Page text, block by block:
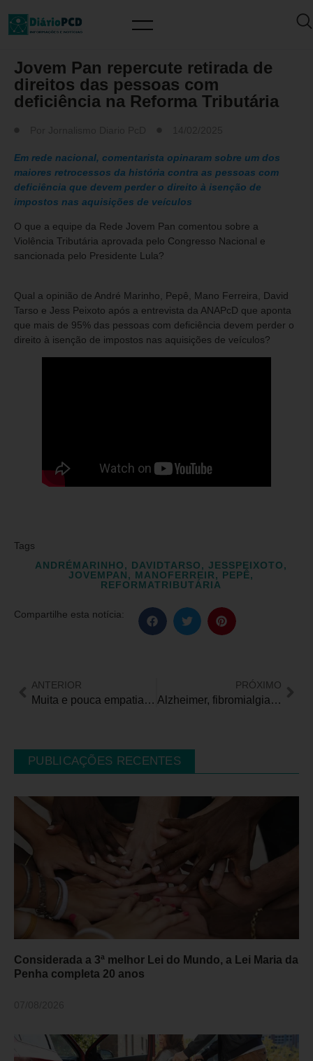
Jovem Pan repercute retirada de
direitos das pessoas com
deficiência na Reforma Tributária
Em rede nacional, comentarista opinaram sobre um dos
maiores retrocessos da história contra as pessoas com
deficiência que devem perder o direito à isenção de
impostos nas aquisições de veículos
O que a equipe da Rede Jovem Pan comentou sobre a
Violência Tributária aprovada pelo Congresso Nacional e
sancionada pelo Presidente Lula?
Qual a opinião de André Marinho, Pepê, Mano Ferreira, David
Tarso e Jess Peixoto após a entrevista da ANAPcD que aponta
que mais de 95% das pessoas com deficiência devem perder o
direito à isenção de impostos nas aquisições de veículos?
Tags
ANDRÉMARINHO, DAVIDTARSO, JESSPEIXOTO,
JOVEMPAN, MANOFERREIR, PEPÊ,
REFORMATRIBUTÁRIA
Compartilhe esta notícia:
ANTERIOR
Muita e pouca empatia: imagens e destaques da semana nas redes sociais
PRÓXIMO
Alzheimer, fibromialgia e lúpus são condições crônicas que recebem atenção durante o mês
PUBLICAÇÕES RECENTES
Considerada a 3ª melhor Lei do Mundo, a Lei Maria da
Penha completa 20 anos